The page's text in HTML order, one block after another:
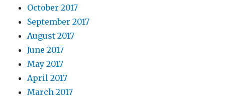
October 2017
September 2017
August 2017
June 2017
May 2017
April 2017
March 2017